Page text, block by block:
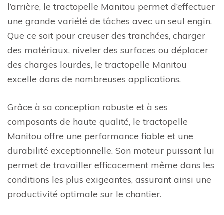
l’arrière, le tractopelle Manitou permet d’effectuer
une grande variété de tâches avec un seul engin.
Que ce soit pour creuser des tranchées, charger
des matériaux, niveler des surfaces ou déplacer
des charges lourdes, le tractopelle Manitou
excelle dans de nombreuses applications.
Grâce à sa conception robuste et à ses
composants de haute qualité, le tractopelle
Manitou offre une performance fiable et une
durabilité exceptionnelle. Son moteur puissant lui
permet de travailler efficacement même dans les
conditions les plus exigeantes, assurant ainsi une
productivité optimale sur le chantier.